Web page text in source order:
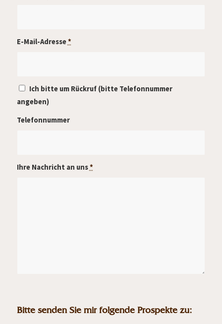
E-Mail-Adresse*
Ich bitte um Rückruf (bitte Telefonnummer
angeben)
Telefonnummer
Ihre Nachricht an uns*
Bitte senden Sie mir folgende Prospekte zu: